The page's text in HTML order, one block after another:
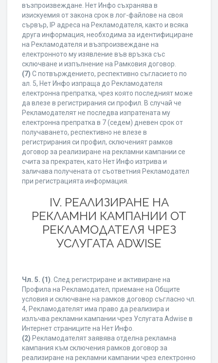
възпроизвеждане. Нет Инфо съхранява в
изискуемия от закона срок в лог-файлове на своя
сървър, IP адреса на Рекламодателя, както и всяка
друга информация, необходима за идентифициране
на Рекламодателя и възпроизвеждане на
електронното му изявление във връзка със
сключване и изпълнение на Рамковия договор.
(7) С потвърждението, респективно съгласието по
ал. 5, Нет Инфо изпраща до Рекламодателя
електронна препратка, чрез която последният може
да влезе в регистрирания си профил. В случай че
Рекламодателят не последва изпратената му
електронна препратка в 7 (седем) дневен срок от
получаването, респективно не влезе в
регистрирания си профил, сключеният рамков
договор за реализиране на рекламни кампании се
счита за прекратен, като Нет Инфо изтрива и
заличава получената от съответния Рекламодател
при регистрацията информация.
IV. РЕАЛИЗИРАНЕ НА
РЕКЛАМНИ КАМПАНИИ ОТ
РЕКЛАМОДАТЕЛЯ ЧРЕЗ
УСЛУГАТА ADWISE
Чл. 5. (1) . След регистриране и активиране на
Профила на Рекламодател, приемане на Общите
условия и сключване на рамков договор съгласно чл.
4, Рекламодателят има право да реализира и
излъчва рекламни кампании чрез Услугата Adwise в
Интернет страниците на Нет Инфо.
(2) Рекламодателят заявява отделна рекламна
кампания към сключения рамков договор за
реализиране на рекламни кампании чрез електронно